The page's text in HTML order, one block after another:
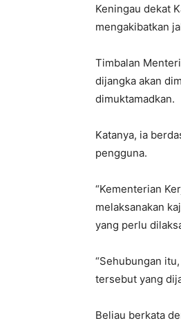
Keningau dekat
mengakibatkan
Timbalan
dijangka akan
dimuktamadkan.
Katanya, ia
pengguna.
“Kementerian
melaksanakan
yang perlu
“Sehubungan
tersebut yang
Beliau berkata